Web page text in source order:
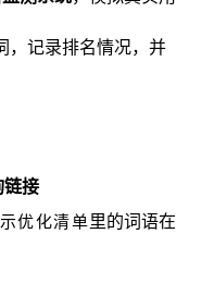
，记录排名情况，并
链接
优化清单里的词语在